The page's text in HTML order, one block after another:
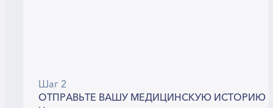
Шаг 2
ОТПРАВЬТЕ ВАШУ МЕДИЦИНСКУЮ ИСТОРИЮ